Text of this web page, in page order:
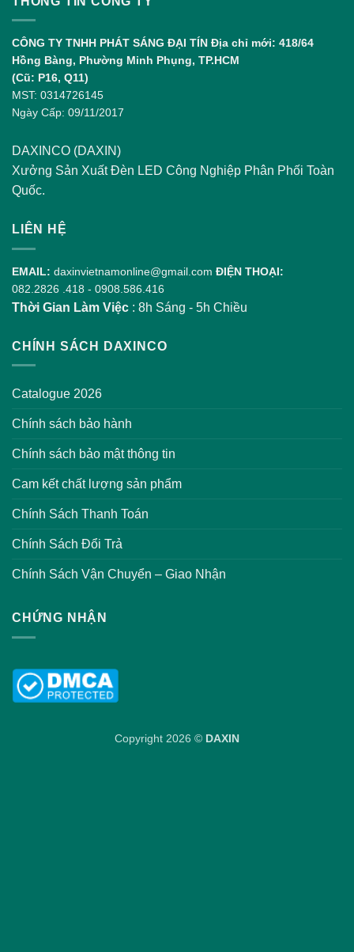
CÔNG TY TNHH PHÁT SÁNG ĐẠI TÍN Địa chỉ mới: 418/64
Hồng Bàng, Phường Minh Phụng, TP.HCM
(Cũ: P16, Q11)
MST: 0314726145
Ngày Cấp: 09/11/2017
DAXINCO (DAXIN)
Xưởng Sản Xuất Đèn LED Công Nghiệp Phân Phối Toàn
Quốc.
LIÊN HỆ
EMAIL: daxinvietnamonline@gmail.com ĐIỆN THOẠI:
082.2826 .418 - 0908.586.416
Thời Gian Làm Việc : 8h Sáng - 5h Chiều
CHÍNH SÁCH DAXINCO
Catalogue 2026
Chính sách bảo hành
Chính sách bảo mật thông tin
Cam kết chất lượng sản phẩm
Chính Sách Thanh Toán
Chính Sách Đổi Trả
Chính Sách Vận Chuyển – Giao Nhận
CHỨNG NHẬN
Copyright 2026 © DAXIN